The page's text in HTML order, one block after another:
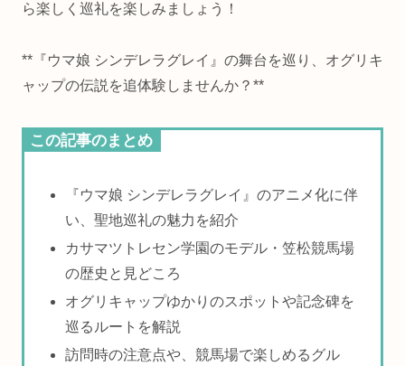
ら楽しく巡礼を楽しみましょう！
**『ウマ娘 シンデレラグレイ』の舞台を巡り、オグリキ
ャップの伝説を追体験しませんか？**
この記事のまとめ
『ウマ娘 シンデレラグレイ』のアニメ化に伴
い、聖地巡礼の魅力を紹介
カサマツトレセン学園のモデル・笠松競馬場
の歴史と見どころ
オグリキャップゆかりのスポットや記念碑を
巡るルートを解説
訪問時の注意点や、競馬場で楽しめるグル